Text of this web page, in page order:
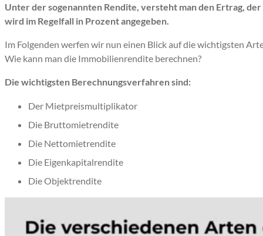
Unter der sogenannten Rendite, versteht man den Ertrag,
wird im Regelfall in Prozent angegeben.
Im Folgenden werfen wir nun einen Blick auf die wichtigsten
Wie kann man die Immobilienrendite berechnen?
Die wichtigsten Berechnungsverfahren sind:
Der Mietpreismultiplikator
Die Bruttomietrendite
Die Nettomietrendite
Die Eigenkapitalrendite
Die Objektrendite